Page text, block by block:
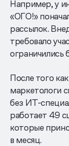
Например, у
«ОГО!»
рассылок.
требовало
После того
маркетологи
без ИТ-
работает 49
которые
в месяц.